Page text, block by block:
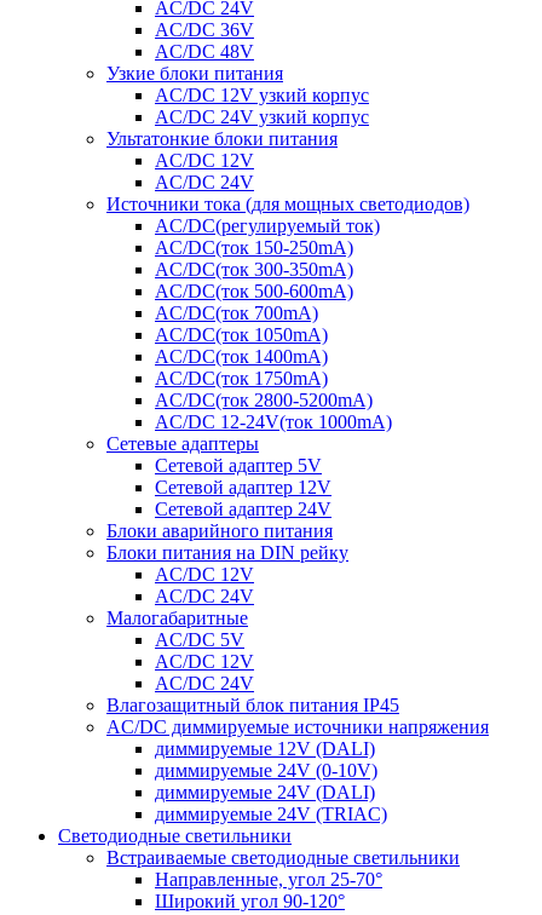
AC/DC 24V
AC/DC 36V
AC/DC 48V
Узкие блоки питания
AC/DC 12V узкий корпус
AC/DC 24V узкий корпус
Ультатонкие блоки питания
AC/DC 12V
AC/DC 24V
Источники тока (для мощных светодиодов)
AC/DC(регулируемый ток)
AC/DC(ток 150-250mA)
AC/DC(ток 300-350mA)
AC/DC(ток 500-600mA)
AC/DC(ток 700mA)
AC/DC(ток 1050mA)
AC/DC(ток 1400mA)
AC/DC(ток 1750mA)
AC/DC(ток 2800-5200mA)
AC/DC 12-24V(ток 1000mA)
Сетевые адаптеры
Сетевой адаптер 5V
Сетевой адаптер 12V
Сетевой адаптер 24V
Блоки аварийного питания
Блоки питания на DIN рейку
AC/DC 12V
AC/DC 24V
Малогабаритные
AC/DC 5V
AC/DC 12V
AC/DC 24V
Влагозащитный блок питания IP45
AC/DC диммируемые источники напряжения
диммируемые 12V (DALI)
диммируемые 24V (0-10V)
диммируемые 24V (DALI)
диммируемые 24V (TRIAC)
Светодиодные светильники
Встраиваемые светодиодные светильники
Направленные, угол 25-70°
Широкий угол 90-120°